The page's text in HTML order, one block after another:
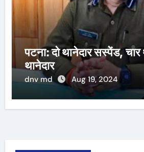
पटना: दो थानेदार सस्पेंड, चार
थानेदार
dnv md Aug 19, 2024